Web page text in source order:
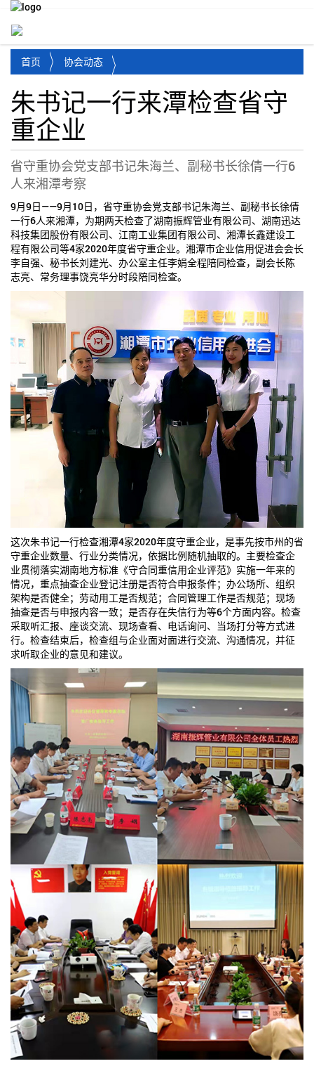
首页 协会动态
朱书记一行来潭检查省守
重企业
省守重协会党支部书记朱海兰、副秘书长徐倩一行6
人来湘潭考察
9月9日——9月10日，省守重协会党支部书记朱海兰、副秘书长徐倩
一行6人来湘潭，为期两天检查了湖南振辉管业有限公司、湖南迅达
科技集团股份有限公司、江南工业集团有限公司、湘潭长鑫建设工
程有限公司等4家2020年度省守重企业。湘潭市企业信用促进会会长
李自强、秘书长刘建光、办公室主任李娟全程陪同检查，副会长陈
志亮、常务理事饶亮华分时段陪同检查。
这次朱书记一行检查湘潭4家2020年度守重企业，是事先按市州的省
守重企业数量、行业分类情况，依据比例随机抽取的。主要检查企
业贯彻落实湖南地方标准《守合同重信用企业评范》实施一年来的
情况，重点抽查企业登记注册是否符合申报条件；办公场所、组织
架构是否健全；劳动用工是否规范；合同管理工作是否规范；现场
抽查是否与申报内容一致；是否存在失信行为等6个方面内容。检查
采取听汇报、座谈交流、现场查看、电话询问、当场打分等方式进
行。检查结束后，检查组与企业面对面进行交流、沟通情况，并征
求听取企业的意见和建议。